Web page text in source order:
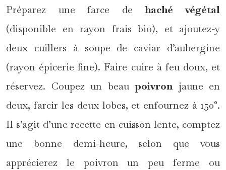
Préparez une farce dehaché végétal
(disponible en rayon frais bio), et ajoutez-y
deux cuillers à soupe de caviar d’aubergine
(rayon épicerie fine). Faire cuire à feu doux, et
réservez. Coupez un beau poivronjaune en
deux, farcir les deux lobes, et enfournez à 150°.
Il s’agit d’une recette en cuisson lente, comptez
une bonne demi-heure, selon que vous
apprécierez le poivron un peu ferme ou